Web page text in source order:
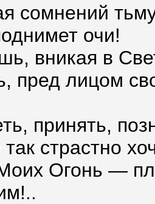
сомнений
очи!
вникая в
пред лицом
принять,
страстно
Огонь —